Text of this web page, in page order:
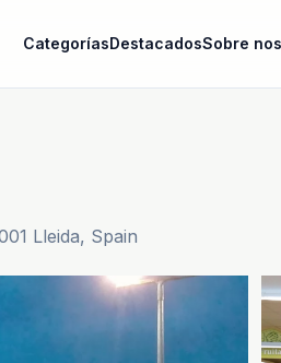
CategoríasDestacadosSobre
Lleida, Spain